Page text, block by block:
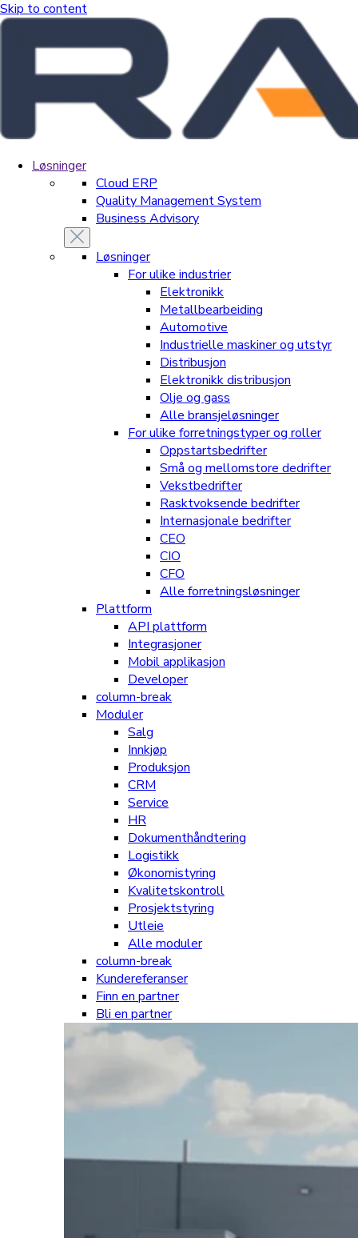
Skip to content
Løsninger
Cloud ERP
Quality Management System
Business Advisory
Løsninger
For ulike industrier
Elektronikk
Metallbearbeiding
Automotive
Industrielle maskiner og utstyr
Distribusjon
Elektronikk distribusjon
Olje og gass
Alle bransjeløsninger
For ulike forretningstyper og roller
Oppstartsbedrifter
Små og mellomstore dedrifter
Vekstbedrifter
Rasktvoksende bedrifter
Internasjonale bedrifter
CEO
CIO
CFO
Alle forretningsløsninger
Plattform
API plattform
Integrasjoner
Mobil applikasjon
Developer
column-break
Moduler
Salg
Innkjøp
Produksjon
CRM
Service
HR
Dokumenthåndtering
Logistikk
Økonomistyring
Kvalitetskontroll
Prosjektstyring
Utleie
Alle moduler
column-break
Kundereferanser
Finn en partner
Bli en partner